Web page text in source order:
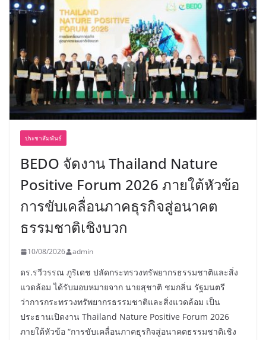
ประชาสัมพันธ์
BEDO จัดงาน Thailand Nature
Positive Forum 2026 ภายใต้หัวข้อ
การขับเคลื่อนภาคธุรกิจสู่อนาคต
ธรรมชาติเชิงบวก
10/08/2026 admin
ดร.รวีวรรณ ภูริเดช ปลัดกระทรวงทรัพยากรธรรมชาติและสิ่ง
แวดล้อม ได้รับมอบหมายจาก นายสุชาติ ชมกลิ่น รัฐมนตรี
ว่าการกระทรวงทรัพยากรธรรมชาติและสิ่งแวดล้อม เป็น
ประธานเปิดงาน Thailand Nature Positive Forum 2026
ภายใต้หัวข้อ “การขับเคลื่อนภาคธุรกิจสู่อนาคตธรรมชาติเชิง